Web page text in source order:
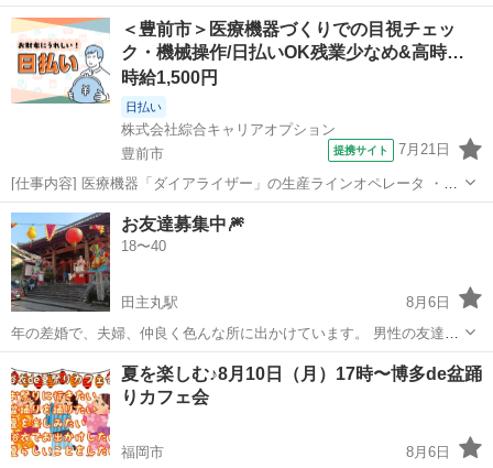
つい最近福岡に引っ越してきました！知り合いも少ないので、福岡で
ボドゲとマダミスを一緒にして頂ける方を募集しています！いつも6〜
10人くらいでゆるく月に...
福岡 福岡市 千早駅 その他
＜豊前市＞医療機器づくりでの目視チェッ
ク・機械操作/日払いOK残業少なめ&高時…
時給1,500円
日払い
株式会社綜合キャリアオプション
豊前市
提携サイト 7月21日
[仕事内容] 医療機器「ダイアライザー」の生産ラインオペレータ ・原
材料の装置へのセット ・生産装置の操作 ・原材料や製品の目視検査
☆ 業務のうち、 目視検査の割合が50%以上を占めています。 。＋お
仕事探しはコンシェ...
福岡 豊前市 工場
お友達募集中🎆
18〜40
田主丸駅
8月6日
年の差婚で、夫婦、仲良く色んな所に出かけています。 男性の友達は
できるけど 嫁さんの女性の友達が欲しいですね。 気兼ねなく誘い合え
るような友達になりませんか？ 季節ごとのイベントや カラオケ、 ご
当地グルメ、 旅行、 観光、...
久留米市 田主丸駅 友達 小動物
夏を楽しむ♪8月10日（月）17時〜博多de盆踊
りカフェ会
福岡市 8月6日